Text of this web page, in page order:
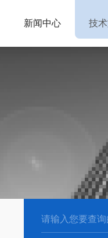
新闻中心 技